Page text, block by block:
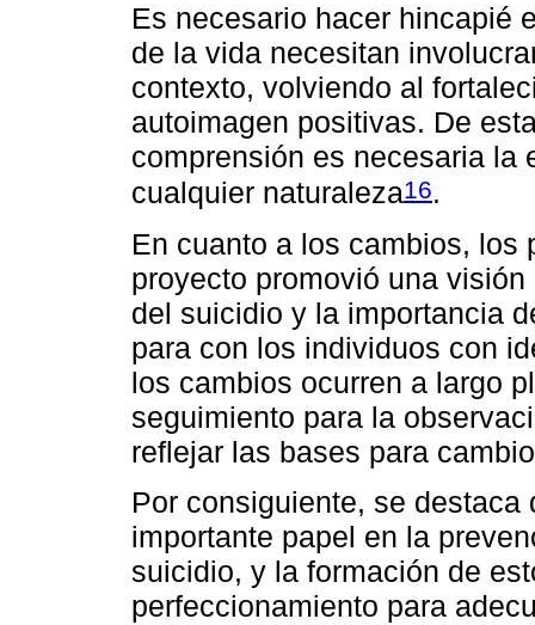
Es necesario hacer hincapié
de la vida necesitan
contexto, volviendo al
autoimagen positivas. De
comprensión es necesaria la
cualquier naturaleza16.
En cuanto a los cambios, los
proyecto promovió una
del suicidio y la importancia
para con los individuos con
los cambios ocurren a largo
seguimiento para la
reflejar las bases para
Por consiguiente, se
importante papel en la
suicidio, y la formación de
perfeccionamiento para